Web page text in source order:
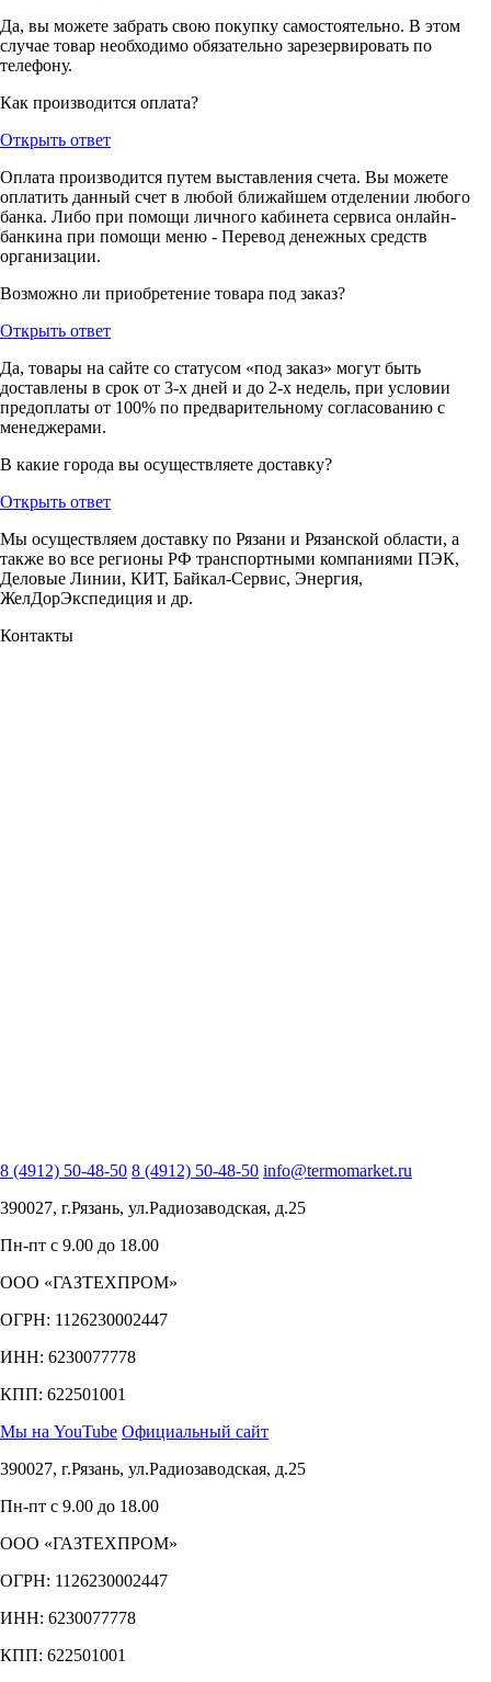
Да, вы можете забрать свою покупку самостоятельно. В этом
случае товар необходимо обязательно зарезервировать по
телефону.
Как производится оплата?
Открыть ответ
Оплата производится путем выставления счета. Вы можете
оплатить данный счет в любой ближайшем отделении любого
банка. Либо при помощи личного кабинета сервиса онлайн-
банкина при помощи меню - Перевод денежных средств
организации.
Возможно ли приобретение товара под заказ?
Открыть ответ
Да, товары на сайте со статусом «под заказ» могут быть
доставлены в срок от 3-х дней и до 2-х недель, при условии
предоплаты от 100% по предварительному согласованию с
менеджерами.
В какие города вы осуществляете доставку?
Открыть ответ
Мы осуществляем доставку по Рязани и Рязанской области, а
также во все регионы РФ транспортными компаниями ПЭК,
Деловые Линии, КИТ, Байкал-Сервис, Энергия,
ЖелДорЭкспедиция и др.
Контакты
8 (4912) 50-48-50 8 (4912) 50-48-50 info@termomarket.ru
390027, г.Рязань, ул.Радиозаводская, д.25
Пн-пт с 9.00 до 18.00
ООО «ГАЗТЕХПРОМ»
ОГРН: 1126230002447
ИНН: 6230077778
КПП: 622501001
Мы на YouTube Официальный сайт
390027, г.Рязань, ул.Радиозаводская, д.25
Пн-пт с 9.00 до 18.00
ООО «ГАЗТЕХПРОМ»
ОГРН: 1126230002447
ИНН: 6230077778
КПП: 622501001